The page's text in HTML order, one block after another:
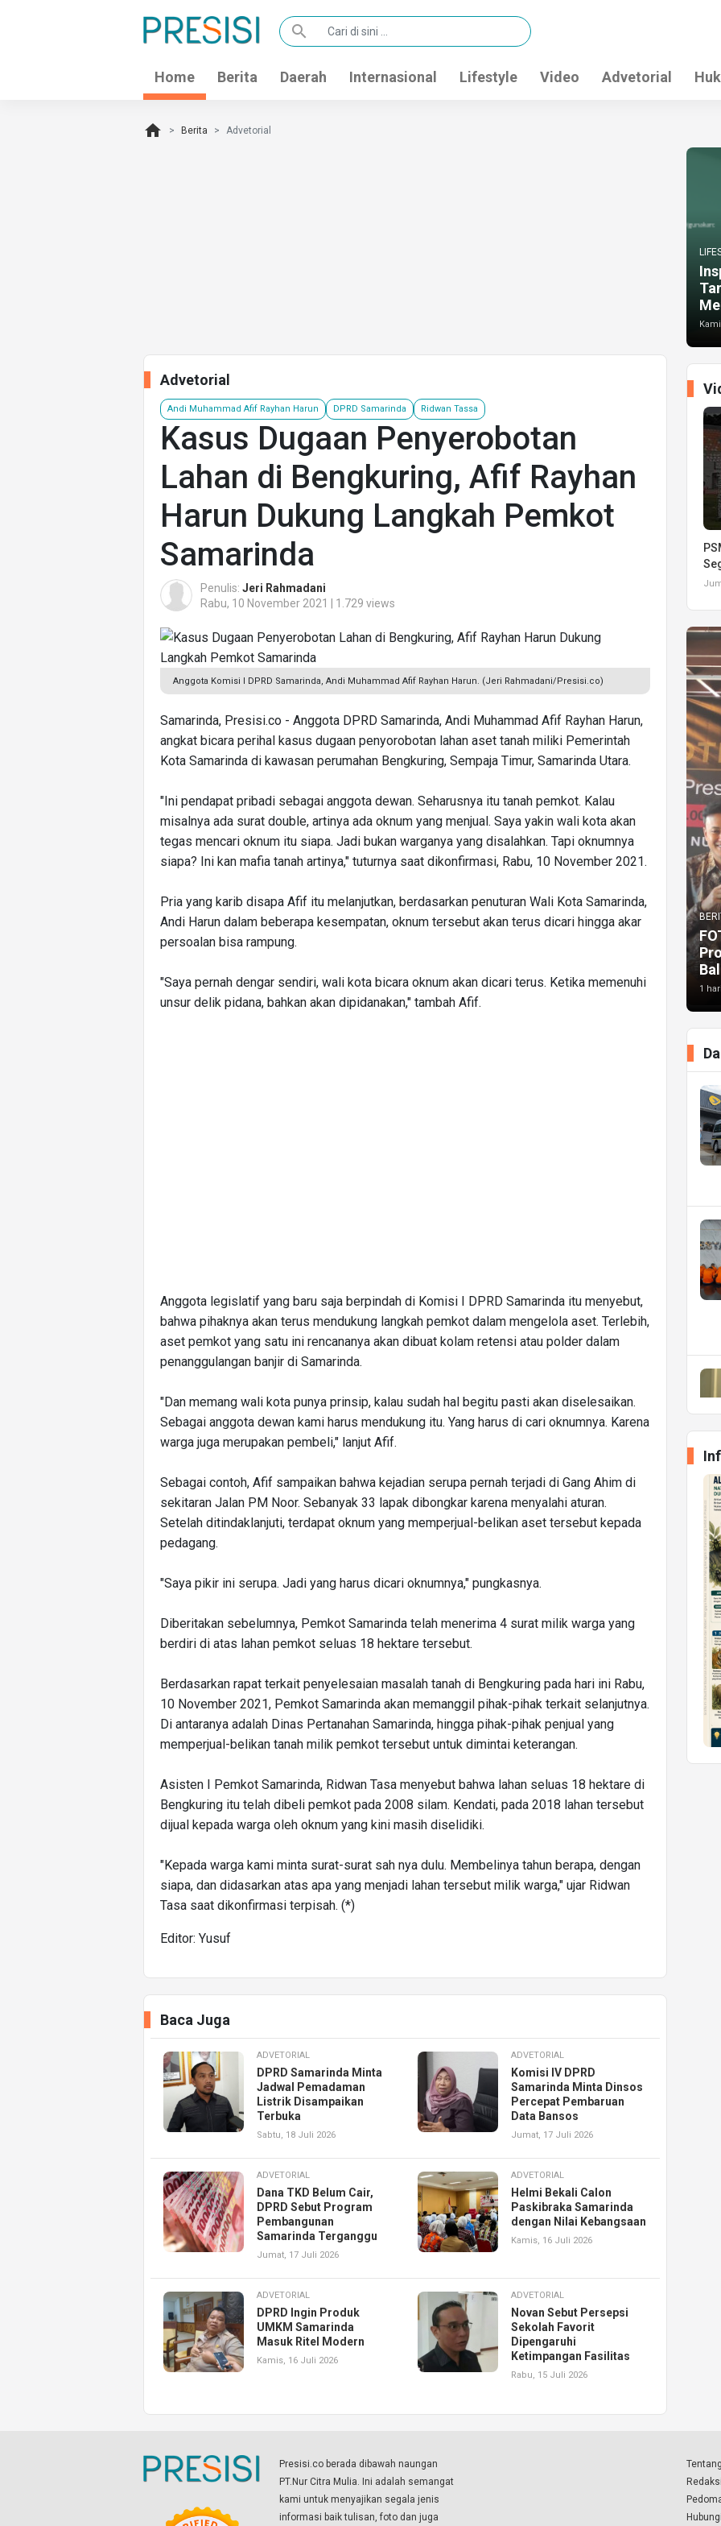
search
Home Berita Daerah Internasional Lifestyle Video Advetorial
home Berita Advetorial
Advetorial
Andi Muhammad Afif Rayhan Harun DPRD Samarinda Ridwan Tassa
Kasus Dugaan Penyerobotan
Lahan di Bengkuring, Afif Rayhan
Harun Dukung Langkah Pemkot
Samarinda
Penulis: Jeri Rahmadani
Rabu, 10 November 2021 | 1.729 views
Anggota Komisi I DPRD Samarinda, Andi Muhammad Afif Rayhan Harun. (Jeri Rahmadani/Presisi.co)
Samarinda, Presisi.co - Anggota DPRD Samarinda, Andi Muhammad Afif Rayhan Harun,
angkat bicara perihal kasus dugaan penyorobotan lahan aset tanah miliki Pemerintah
Kota Samarinda di kawasan perumahan Bengkuring, Sempaja Timur, Samarinda Utara.
"Ini pendapat pribadi sebagai anggota dewan. Seharusnya itu tanah pemkot. Kalau
misalnya ada surat double, artinya ada oknum yang menjual. Saya yakin wali kota akan
tegas mencari oknum itu siapa. Jadi bukan warganya yang disalahkan. Tapi oknumnya
siapa? Ini kan mafia tanah artinya," tuturnya saat dikonfirmasi, Rabu, 10 November 2021.
Pria yang karib disapa Afif itu melanjutkan, berdasarkan penuturan Wali Kota Samarinda,
Andi Harun dalam beberapa kesempatan, oknum tersebut akan terus dicari hingga akar
persoalan bisa rampung.
"Saya pernah dengar sendiri, wali kota bicara oknum akan dicari terus. Ketika memenuhi
unsur delik pidana, bahkan akan dipidanakan," tambah Afif.
Anggota legislatif yang baru saja berpindah di Komisi I DPRD Samarinda itu menyebut,
bahwa pihaknya akan terus mendukung langkah pemkot dalam mengelola aset. Terlebih,
aset pemkot yang satu ini rencananya akan dibuat kolam retensi atau polder dalam
penanggulangan banjir di Samarinda.
"Dan memang wali kota punya prinsip, kalau sudah hal begitu pasti akan diselesaikan.
Sebagai anggota dewan kami harus mendukung itu. Yang harus di cari oknumnya. Karena
warga juga merupakan pembeli," lanjut Afif.
Sebagai contoh, Afif sampaikan bahwa kejadian serupa pernah terjadi di Gang Ahim di
sekitaran Jalan PM Noor. Sebanyak 33 lapak dibongkar karena menyalahi aturan.
Setelah ditindaklanjuti, terdapat oknum yang memperjual-belikan aset tersebut kepada
pedagang.
"Saya pikir ini serupa. Jadi yang harus dicari oknumnya," pungkasnya.
Diberitakan sebelumnya, Pemkot Samarinda telah menerima 4 surat milik warga yang
berdiri di atas lahan pemkot seluas 18 hektare tersebut.
Berdasarkan rapat terkait penyelesaian masalah tanah di Bengkuring pada hari ini Rabu,
10 November 2021, Pemkot Samarinda akan memanggil pihak-pihak terkait selanjutnya.
Di antaranya adalah Dinas Pertanahan Samarinda, hingga pihak-pihak penjual yang
memperjual-belikan tanah milik pemkot tersebut untuk dimintai keterangan.
Asisten I Pemkot Samarinda, Ridwan Tasa menyebut bahwa lahan seluas 18 hektare di
Bengkuring itu telah dibeli pemkot pada 2008 silam. Kendati, pada 2018 lahan tersebut
dijual kepada warga oleh oknum yang kini masih diselidiki.
"Kepada warga kami minta surat-surat sah nya dulu. Membelinya tahun berapa, dengan
siapa, dan didasarkan atas apa yang menjadi lahan tersebut milik warga," ujar Ridwan
Tasa saat dikonfirmasi terpisah. (*)
Editor: Yusuf
Baca Juga
ADVETORIAL
DPRD Samarinda Minta
Jadwal Pemadaman
Listrik Disampaikan
Terbuka
Sabtu, 18 Juli 2026
ADVETORIAL
Komisi IV DPRD
Samarinda Minta Dinsos
Percepat Pembaruan
Data Bansos
Jumat, 17 Juli 2026
ADVETORIAL
Dana TKD Belum Cair,
DPRD Sebut Program
Pembangunan
Samarinda Terganggu
Jumat, 17 Juli 2026
ADVETORIAL
Helmi Bekali Calon
Paskibraka Samarinda
dengan Nilai Kebangsaan
Kamis, 16 Juli 2026
ADVETORIAL
DPRD Ingin Produk
UMKM Samarinda
Masuk Ritel Modern
Kamis, 16 Juli 2026
ADVETORIAL
Novan Sebut Persepsi
Sekolah Favorit
Dipengaruhi
Ketimpangan Fasilitas
Rabu, 15 Juli 2026
1
Presisi.co berada dibawah naungan
PT.Nur Citra Mulia. Ini adalah semangat
kami untuk menyajikan segala jenis
informasi baik tulisan, foto dan juga
Redaksi